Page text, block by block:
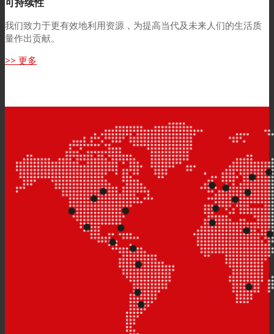
可持续性
我们致力于更有效地利用资源，为提高当代及未来人们的生活质
量作出贡献。
>> 更多